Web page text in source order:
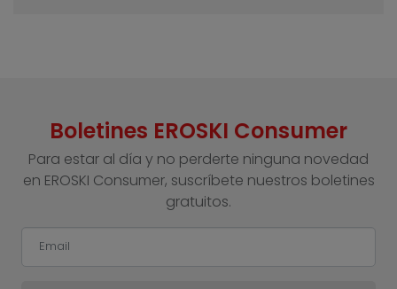
Boletines EROSKI Consumer
Para estar al día y no perderte ninguna novedad
en EROSKI Consumer, suscríbete nuestros boletines
gratuitos.